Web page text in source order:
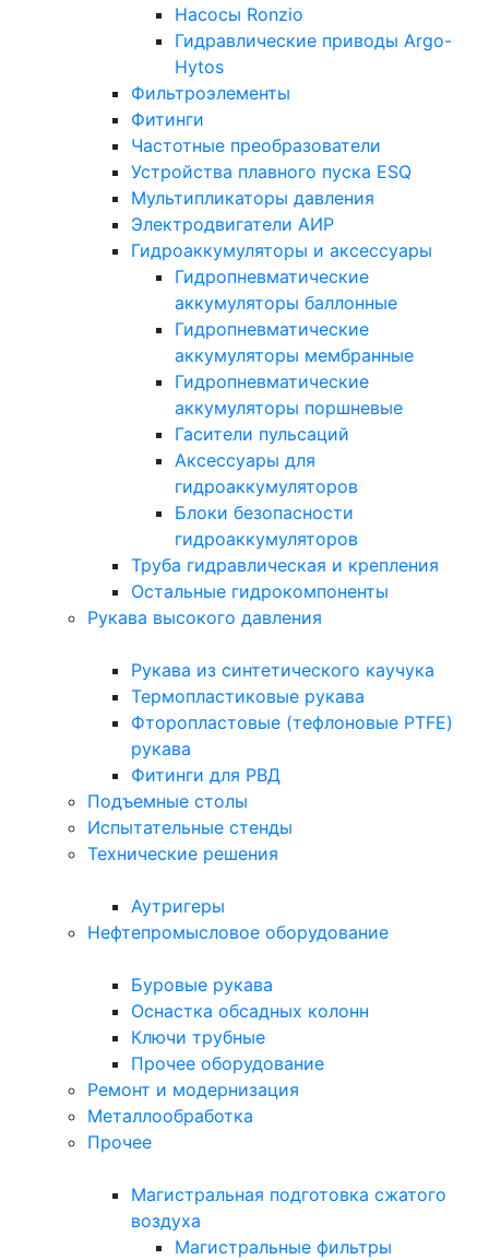
Насосы Ronzio
Гидравлические приводы Argo-
Hytos
Фильтроэлементы
Фитинги
Частотные преобразователи
Устройства плавного пуска ESQ
Мультипликаторы давления
Электродвигатели АИР
Гидроаккумуляторы и аксессуары
Гидропневматические
аккумуляторы баллонные
Гидропневматические
аккумуляторы мембранные
Гидропневматические
аккумуляторы поршневые
Гасители пульсаций
Аксессуары для
гидроаккумуляторов
Блоки безопасности
гидроаккумуляторов
Труба гидравлическая и крепления
Остальные гидрокомпоненты
Рукава высокого давления
Рукава из синтетического каучука
Термопластиковые рукава
Фторопластовые (тефлоновые PTFE)
рукава
Фитинги для РВД
Подъемные столы
Испытательные стенды
Технические решения
Аутригеры
Нефтепромысловое оборудование
Буровые рукава
Оснастка обсадных колонн
Ключи трубные
Прочее оборудование
Ремонт и модернизация
Металлообработка
Прочее
Магистральная подготовка сжатого
воздуха
Магистральные фильтры